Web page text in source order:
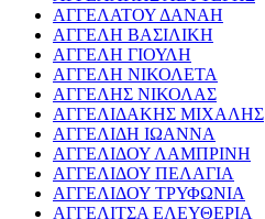
ΑΓΓΕΛΑΤΟΥ ΔΑΝΑΗ
ΑΓΓΕΛΗ ΒΑΣΙΛΙΚΗ
ΑΓΓΕΛΗ ΓΙΟΥΛΗ
ΑΓΓΕΛΗ ΝΙΚΟΛΕΤΑ
ΑΓΓΕΛΗΣ ΝΙΚΟΛΑΣ
ΑΓΓΕΛΙΔΑΚΗΣ ΜΙΧΑΛΗΣ
ΑΓΓΕΛΙΔΗ ΙΩΑΝΝΑ
ΑΓΓΕΛΙΔΟΥ ΛΑΜΠΡΙΝΗ
ΑΓΓΕΛΙΔΟΥ ΠΕΛΑΓΙΑ
ΑΓΓΕΛΙΔΟΥ ΤΡΥΦΩΝΙΑ
ΑΓΓΕΛΙΤΣΑ ΕΛΕΥΘΕΡΙΑ